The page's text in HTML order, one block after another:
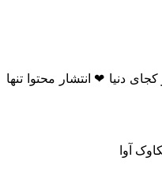
دنیا ❤ انتشار محتوا تنها
آوا